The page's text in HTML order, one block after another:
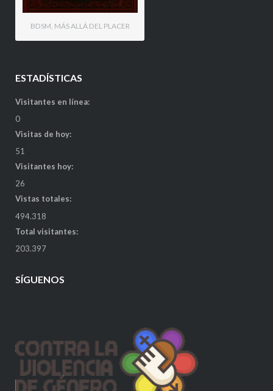
BDSM, MÁS ALLÁ DEL PLACER
ESTADÍSTICAS
Visitantes en línea:
0
Visitas de hoy:
51
Visitantes hoy:
26
Vistas totales:
494.318
Total visitantes:
203.397
SÍGUENOS